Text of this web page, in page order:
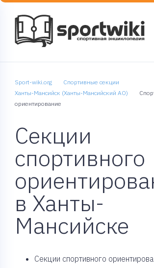
Sport-wiki.org
Спортивные секции
Ханты-Мансийск (Ханты-Мансийский АО)
ориентирование
Секции
спортивного
в Ханты-
Мансийске
Cекции спортивного